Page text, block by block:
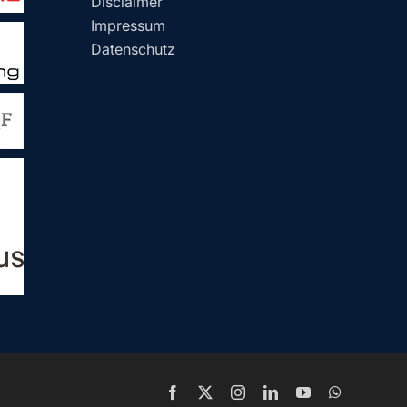
Impressum
Datenschutz
Facebook InstagramLinkedInYouTube